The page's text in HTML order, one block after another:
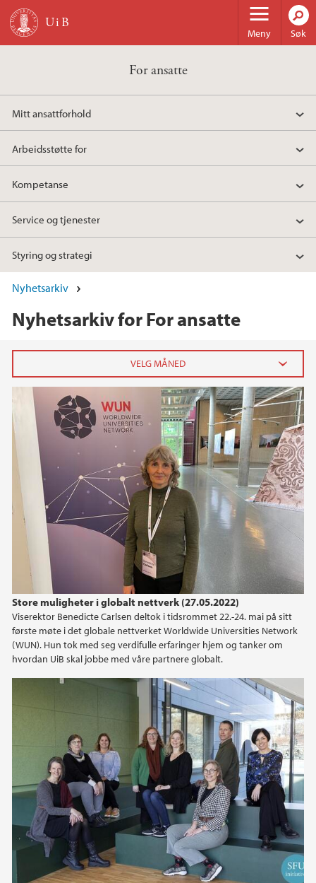
Hopp til hovedinnhold
Meny Søk
For ansatte
Mitt ansattforhold
Arbeidsstøtte for
Kompetanse
Service og tjenester
Styring og strategi
Nyhetsarkiv
Nyhetsarkiv for For ansatte
Store muligheter i globalt nettverk (27.05.2022)
Viserektor Benedicte Carlsen deltok i tidsrommet 22.-24. mai på sitt
første møte i det globale nettverket Worldwide Universities Network
(WUN). Hun tok med seg verdifulle erfaringer hjem og tanker om
hvordan UiB skal jobbe med våre partnere globalt.
2026
mars (1)
februar (1)
2025
2024
2023
2021
2020
2019
2018
2017
2016
2015
2014